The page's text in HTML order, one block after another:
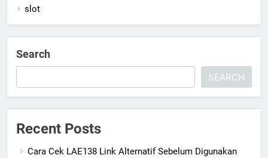
slot
Search
SEARCH
Recent Posts
Cara Cek LAE138 Link Alternatif Sebelum Digunakan